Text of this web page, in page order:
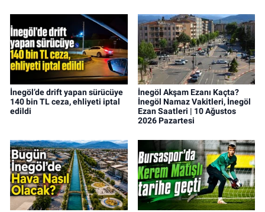
İnegöl’de drift yapan sürücüye
140 bin TL ceza, ehliyeti iptal
edildi
İnegöl Akşam Ezanı Kaçta?
İnegöl Namaz Vakitleri, İnegöl
Ezan Saatleri | 10 Ağustos
2026 Pazartesi